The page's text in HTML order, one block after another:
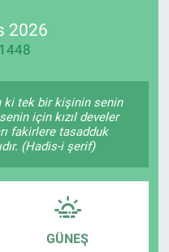
2026
ki tek bir kişinin senin
için kızıl develer
fakirlere tasadduk
(Hadis-i şerif)
GÜNEŞ